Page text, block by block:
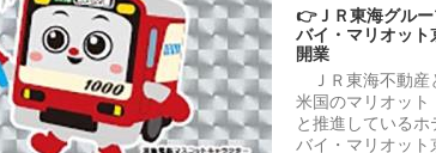
👉ＪＲ東海グル
バイ・マリオッ
開業
ＪＲ東海不動産
米国のマリオッ
と推進しているホ
バイ・マリオット